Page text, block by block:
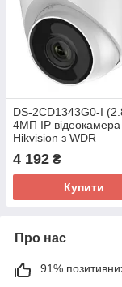
DS-2CD1343G0-I
4МП IP відеокамера
Hikvision з WDR
4 192 ₴
Купити
Про нас
91%